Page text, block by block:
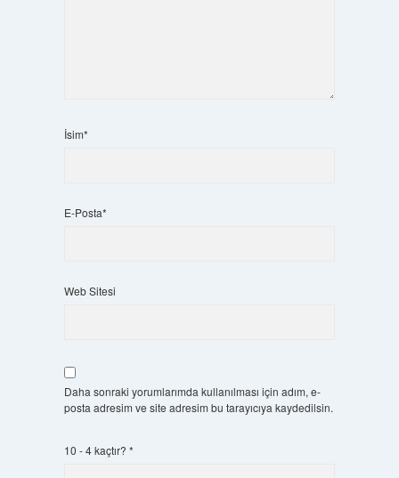
İsim*
E-Posta*
Web Sitesi
Daha sonraki yorumlarımda kullanılması için adım, e-
posta adresim ve site adresim bu tarayıcıya kaydedilsin.
10 - 4 kaçtır? *